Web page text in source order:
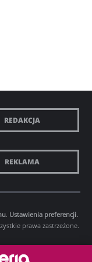
REDAKCJA
REKLAMA
. Ustawienia preferencji.
prawa zastrzeżone.